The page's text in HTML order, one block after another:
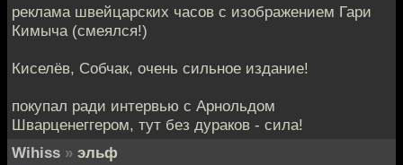
реклама швейцарских часов с изображением Гари
Кимыча (смеялся!)
Киселёв, Собчак, очень сильное издание!
покупал ради интервью с Арнольдом
Шварценеггером, тут без дураков - сила!
Wihiss » эльф